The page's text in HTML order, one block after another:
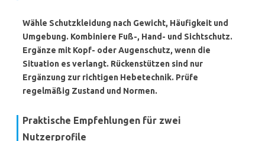
Wähle Schutzkleidung nach Gewicht, Häufigkeit und
Umgebung. Kombiniere Fuß-, Hand- und Sichtschutz.
Ergänze mit Kopf- oder Augenschutz, wenn die
Situation es verlangt. Rückenstützen sind nur
Ergänzung zur richtigen Hebetechnik. Prüfe
regelmäßig Zustand und Normen.
Praktische Empfehlungen für zwei
Nutzerprofile